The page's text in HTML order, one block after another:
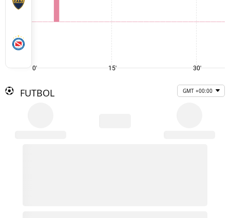
0' 15' 30'
FUTBOL GMT +00:00